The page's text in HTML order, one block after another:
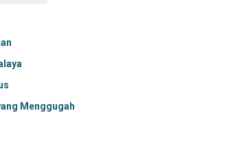
Menggugah